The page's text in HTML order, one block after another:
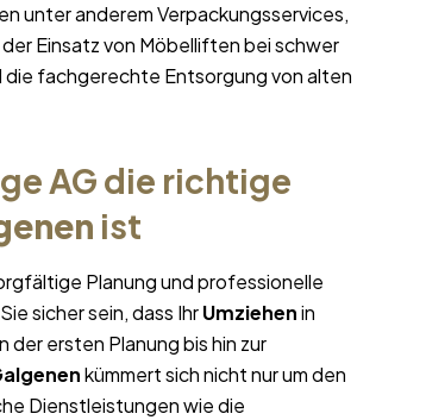
unter anderem Verpackungsservices,
Einsatz von Möbelliften bei schwer
die fachgerechte Entsorgung von alten
AG die richtige
ist
Planung und professionelle
sicher sein, dass IhrUmziehenin
ersten Planung bis hin zur
kümmert sich nicht nur um den
Dienstleistungen wie die